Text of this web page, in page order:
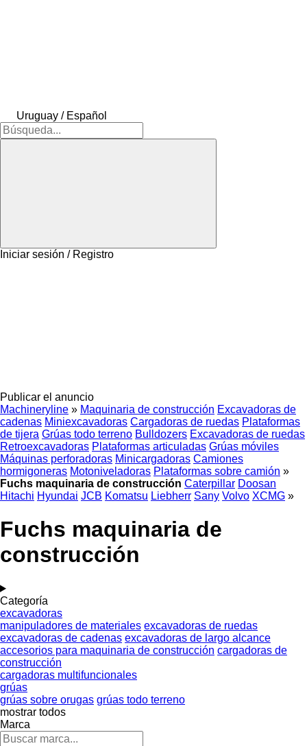
Uruguay / Español
Iniciar sesión / Registro
Publicar el anuncio
Machineryline » Maquinaria de construcción Excavadoras de
cadenas Miniexcavadoras Cargadoras de ruedas Plataformas
de tijera Grúas todo terreno Bulldozers Excavadoras de ruedas
Retroexcavadoras Plataformas articuladas Grúas móviles
Máquinas perforadoras Minicargadoras Camiones
hormigoneras Motoniveladoras Plataformas sobre camión »
Fuchs maquinaria de construcción Caterpillar Doosan
Hitachi Hyundai JCB Komatsu Liebherr Sany Volvo XCMG »
Fuchs maquinaria de
construcción
Categoría
excavadoras
manipuladores de materiales excavadoras de ruedas
excavadoras de cadenas excavadoras de largo alcance
accesorios para maquinaria de construcción cargadoras de
construcción
cargadoras multifuncionales
grúas
grúas sobre orugas grúas todo terreno
mostrar todos
Marca